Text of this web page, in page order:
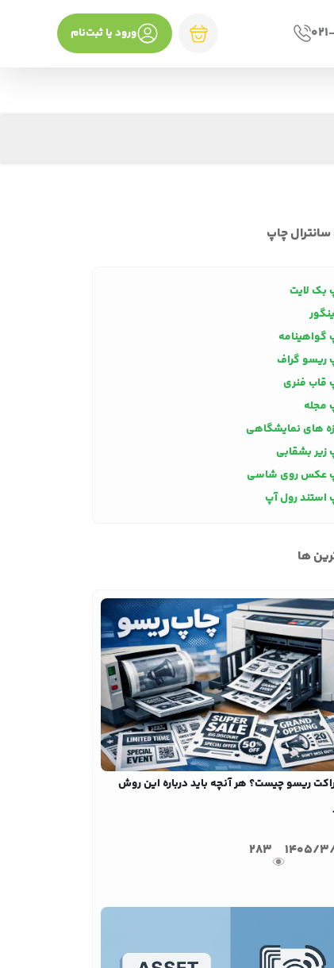
ورود یا ثبت‌نام
چاپ
بک لایت
گواهینامه
ریسو گراف
قاب فنری
مجله
های نمایشگاهی
زیر بشقابی
عکس روی شاسی
استند رول آپ
ها
ریسو چیست؟ هر آنچه باید درباره این روش
1405/
283